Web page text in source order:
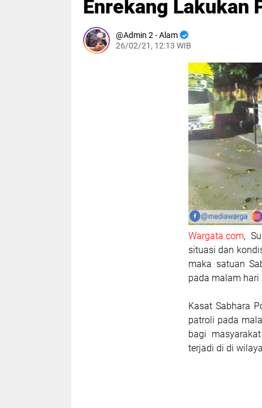
Enrekang Lakukan
Admin 2 - Alam
26/02/21, 12:13 WIB
Wargata.com,
situasi dan
maka satuan
pada malam hari
Kasat Sabhara
patroli pada
bagi
terjadi di di